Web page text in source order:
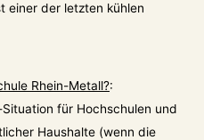
einer der letzten kühlen
Rhein-Metall?:
für Hochschulen und
Haushalte (wenn die